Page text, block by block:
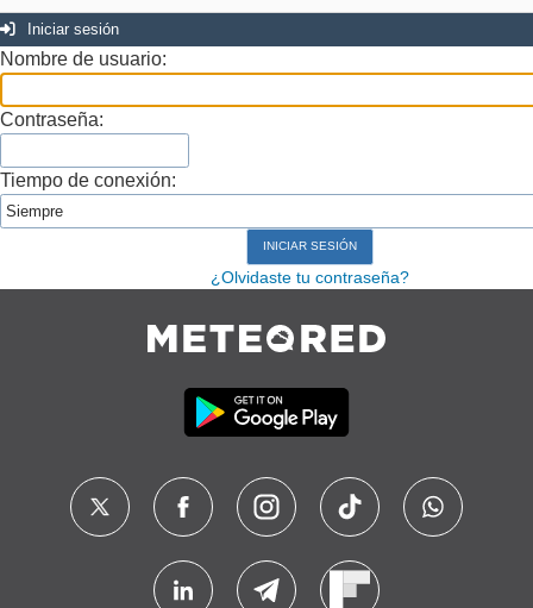
Iniciar sesión
Nombre de usuario:
Contraseña:
Tiempo de conexión:
¿Olvidaste tu contraseña?